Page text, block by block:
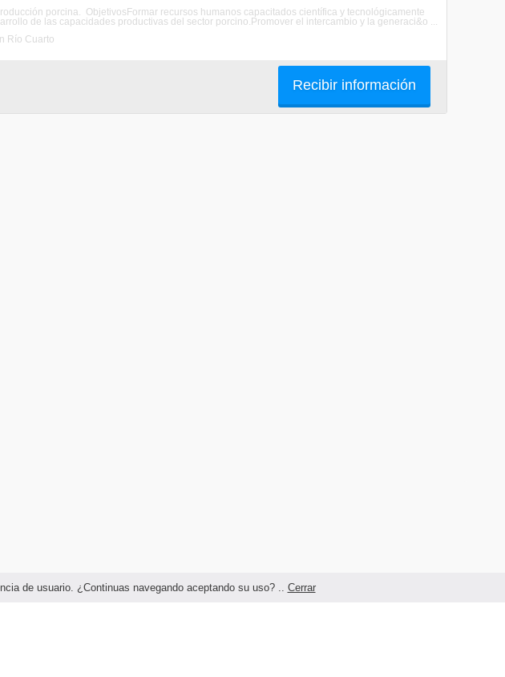
de usuario. ¿Continuas navegando aceptando su uso? .. Cerrar
porcina. ObjetivosFormar recursos humanos capacitados científica y tecnológicamente
de las capacidades productivas del sector porcino.Promover el intercambio y la generaci&o ...
Río Cuarto
Recibir información